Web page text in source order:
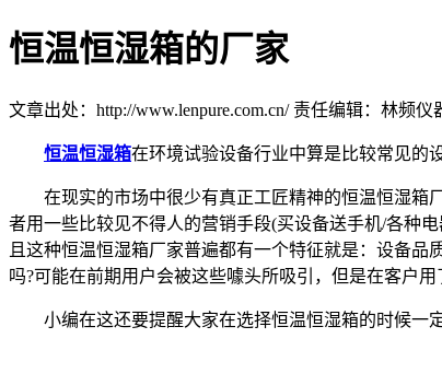
恒温恒湿箱的厂家
文章出处：http://www.lenpure.com.cn/ 责任编辑：林频仪
恒温恒湿箱在环境试验设备行业中算是比较常见的
在现实的市场中很少有真正工匠精神的恒温恒湿箱厂
者用一些比较见不得人的营销手段(买设备送手机/各种
且这种恒温恒湿箱厂家普遍都有一个特征就是：设备
吗?可能在前期用户会被这些噱头所吸引，但是在客户
小编在这还要提醒大家在选择恒温恒湿箱的时候一定